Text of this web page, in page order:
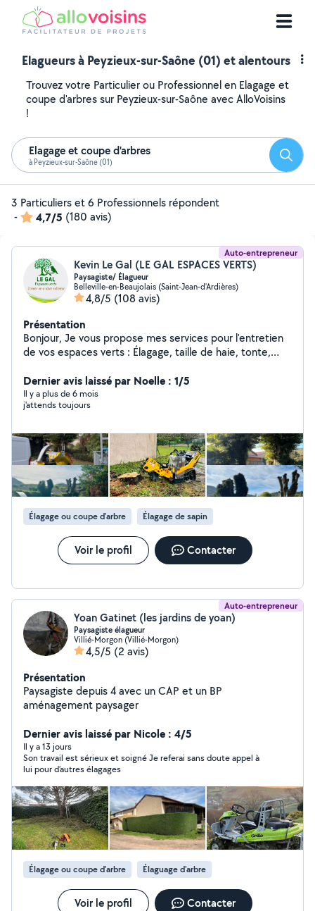
Elagueurs à Peyzieux-sur-Saône (01) et alentours
Trouvez votre Particulier ou Professionnel en Elagage et
coupe d'arbres sur Peyzieux-sur-Saône avec AlloVoisins
!
Elagage et coupe d'arbres
à Peyzieux-sur-Saône (01)
3 Particuliers et 6 Professionnels répondent
-
4,7/5 (180 avis)
Auto-entrepreneur
Kevin Le Gal (LE GAL ESPACES VERTS)
Paysagiste/ Élagueur
Belleville-en-Beaujolais (Saint-Jean-d'Ardières)
4,8/5 (108 avis)
Présentation
Bonjour, Je vous propose mes services pour l'entretien
de vos espaces verts : Élagage, taille de haie, tonte,
Engazonnement, plantation massif,allée, bordure.
Minutieux et à l'écoute de mes clients. Je suis à votre
service avec plaisir. zéro sept/ soixante/ dix neuf/
d'impot -50%
Dernier avis laissé par Noelle : 1/5
Il y a plus de 6 mois
j'attends toujours
Élagage ou coupe d'arbre Élagage de sapin
Voir le profil Contacter
Auto-entrepreneur
Yoan Gatinet (les jardins de yoan)
Paysagiste élagueur
Villié-Morgon (Villié-Morgon)
4,5/5 (2 avis)
Présentation
Paysagiste depuis 4 avec un CAP et un BP
aménagement paysager
Dernier avis laissé par Nicole : 4/5
Il y a 13 jours
Son travail est sérieux et soigné Je referai sans doute appel à
lui pour d’autres élagages
Élagage ou coupe d'arbre Élaguage d'arbre
Voir le profil Contacter